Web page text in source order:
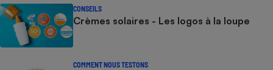
CONSEILS
Crèmes solaires - Les logos à la loupe
COMMENT NOUS TESTONS